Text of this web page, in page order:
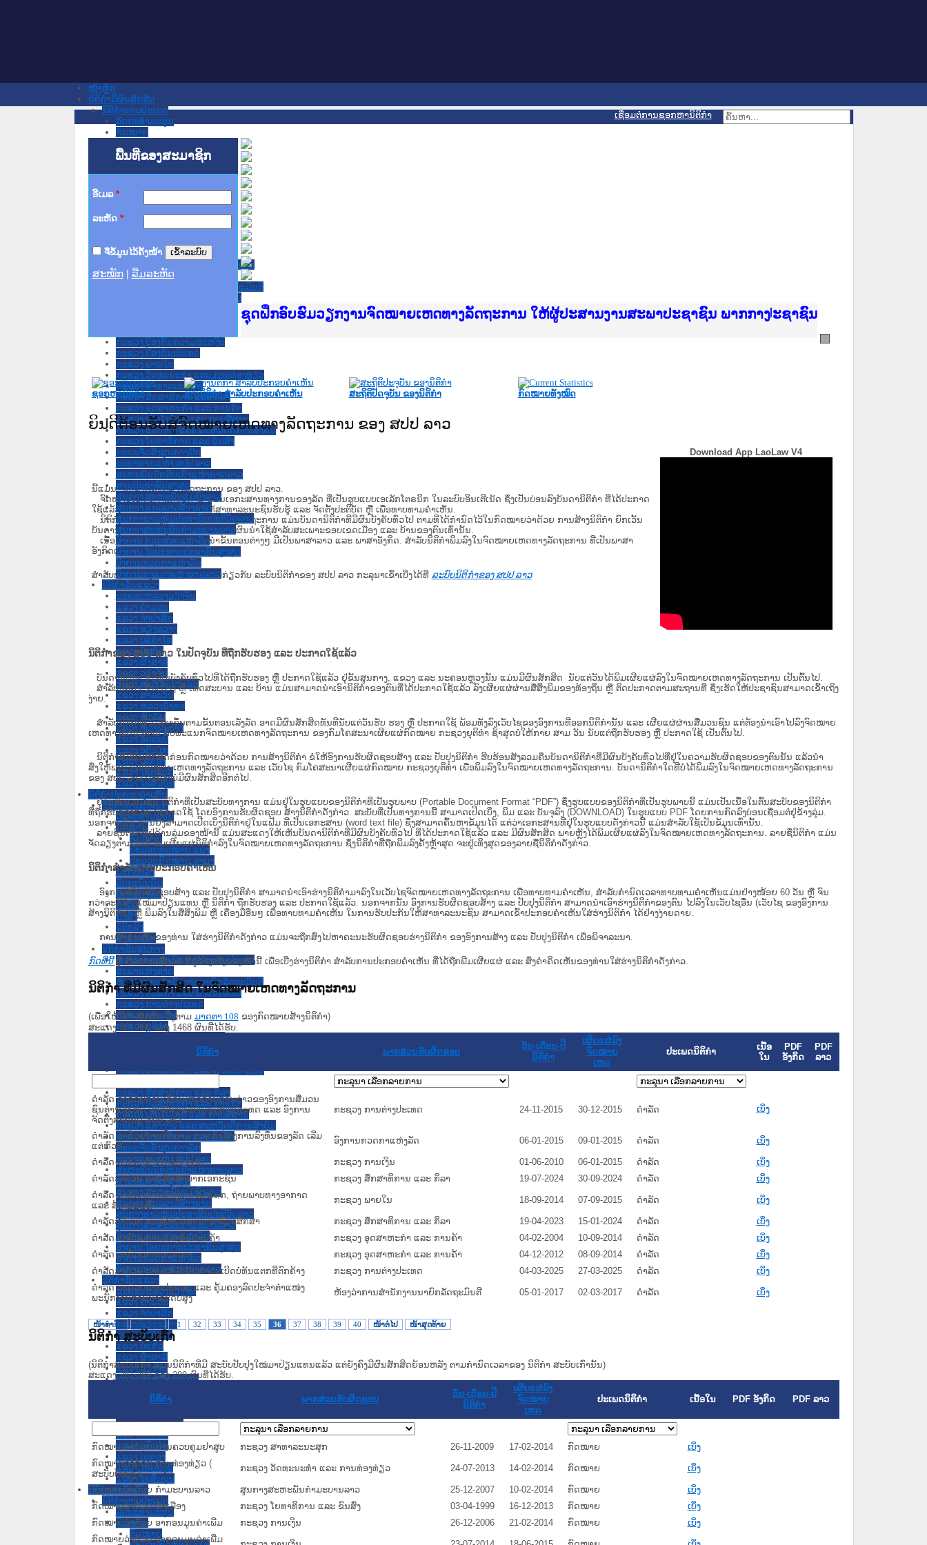
ໜ້າຫຼັກ
ນິຕິກໍາມີຜົນສັກສິດ
ນິຕິກໍາຕາມປະເພດ
ລັດຖະທໍາມະນູນ
ກົດໝາຍ
ປະມວນກົດໝາຍ ແພ່ງ
ປະມວນກົດໝາຍ ອາຍາ
ມະຕິຕົກລົງ
ຄໍາສັ່ງ
ນິຕິກໍາຂັ້ນສູນກາງ
ຫ້ອງວ່າການສໍານັກງານປະທານປະເທດ
ສະພາແຫ່ງຊາດ
ຫ້ອງວ່າການສຳນັກງານນາຍົກລັດຖະມົນຕີ
ກະຊວງ ກະສິກຳ ແລະ ສິ່ງແວດລ້ອມ
ກະຊວງ ປ້ອງກັນຄວາມສະຫງົບ
ກະຊວງ ປ້ອງກັນປະເທດ
ກະຊວງ ພາຍໃນ
ກະຊວງ ວັດທະນະທຳ ແລະ ການທ່ອງທ່ຽວ
ກະຊວງ ສາທາລະນະສຸກ
ກະຊວງ ສຶກສາທິການ ແລະ ກິລາ
ກະຊວງ ອຸດສາຫະກຳ ແລະ ການຄ້າ
ກະຊວງ ເຕັກໂນໂລຊີ ແລະ ການສື່ສານ
ກະຊວງ ແຮງງານ ແລະ ສະຫວັດດີການສັງຄົມ
ກະຊວງ ໂຍທາທິການ ແລະ ຂົນສົ່ງ
ຄະນະຈັດຕັ້ງສູນກາງພັກ
ທະນາຄານແຫ່ງ ສປປ ລາວ
ສະຫະພັນນັກຮົບເກົ່າແຫ່ງຊາດລາວ
ສານປະຊາຊົນສູງສຸດ
ສູນກາງ ສະຫະພັນແມ່ຍິງລາວ
ສູນກາງ ແນວລາວສ້າງຊາດ
ສູນກາງຊາວໜຸ່ມປະຊາຊົນປະຕິວັດລາວ
ສູນກາງສະຫະພັນກຳມະບານລາວ
ອົງການ ກວດສອບແຫ່ງລັດ
ອົງການ ໄອຍະການປະຊາຊົນສູງສຸດ
ອົງການກວດກາແຫ່ງລັດ
ອົງການກາແດງແຫ່ງຊາດລາວ
ນິຕິກໍາຂັ້ນແຂວງ
ນະ​ຄອນ​ຫລວງວຽງຈັນ
ແຂວງ ຄໍາມ່ວນ
ແຂວງ ຈໍາປາສັກ
ແຂວງ ຊຽງຂວາງ
ແຂວງ ບໍລິຄໍາໄຊ
ແຂວງ ບໍ່ແກ້ວ
ແຂວງ ຜົ້ງສາລີ
ແຂວງ ວຽງຈັນ
ແຂວງ ສະຫວັນນະເຂດ
ແຂວງ ສາລະວັນ
ແຂວງ ຫລວງນໍ້າທາ
ແຂວງ ຫົວພັນ
ແຂວງ ຫຼວງພະບາງ
ແຂວງ ອັດຕະປື
ແຂວງ ອຸດົມໄຊ
ແຂວງ ເຊກອງ
ແຂວງ ໄຊຍະບູລີ
ແຂວງ ໄຊສົມບູນ
ນິຕິກໍາປະກອບຄໍາເຫັນ
ນິຕິກໍາຕາມປະເພດ
ລັດຖະທໍາມະນູນ
ກົດໝາຍ
ກົດໝາຍ
ປະມວນກົດໝາຍ ແພ່ງ
ປະມວນກົດໝາຍ ອາຍາ
ມະຕິຕົກລົງ
ລັດຖະບັນຍັດ
ລັດຖະດໍາລັດ
ດໍາລັດ
ຄໍາສັ່ງ
ຂໍ້ຕົກລົງ
ຄໍາແນະນໍາ
ນິຕິກຳຂັ້ນສູນກາງ
ຫ້ອງວ່າການສໍານັກງານປະທານປະເທດ
ສະພາແຫ່ງຊາດ
ຫ້ອງວ່າການສຳນັກງານນາຍົກລັດຖະມົນຕີ
ກະຊວງ ກະສິກຳ ແລະ ສິ່ງແວດລ້ອມ
ກະຊວງ ການຕ່າງປະເທດ
ກະຊວງ ການເງິນ
ກະຊວງ ຍຸຕິທໍາ
ກະຊວງ ປ້ອງກັນປະເທດ
ກະຊວງ ວັດທະນະທຳ ແລະ ການທ່ອງທ່ຽວ
ກະຊວງ ສຶກສາທິການ ແລະ ກິລາ
ກະຊວງ ອຸດສາຫະກຳ ແລະ ການຄ້າ
ກະຊວງ ເຕັກໂນໂລຊີ ແລະ ການສື່ສານ
ກະຊວງ ແຮງງານ ແລະ ສະຫວັດດີການສັງຄົມ
ກະຊວງ ໂຍທາທິການ ແລະ ຂົນສົ່ງ
ຄະນະຈັດຕັ້ງສູນກາງພັກ
ທະນາຄານແຫ່ງ ສປປ ລາວ
ສະຫະພັນນັກຮົບເກົ່າແຫ່ງຊາດລາວ
ສານປະຊາຊົນສູງສຸດ
ສູນກາງ ສະຫະພັນແມ່ຍິງລາວ
ສູນກາງ ແນວລາວສ້າງຊາດ
ສູນກາງຊາວໜຸ່ມປະຊາຊົນປະຕິວັດລາວ
ສູນກາງສະຫະພັນກຳມະບານລາວ
ອົງການ ກວດສອບແຫ່ງລັດ
ອົງການ ໄອຍະການປະຊາຊົນສູງສຸດ
ອົງການກວດກາແຫ່ງລັດ
ອົງການກາແດງແຫ່ງຊາດລາວ
ນິຕິກໍາຂັ້ນແຂວງ
ນະ​ຄອນ​ຫລວງວຽງຈັນ
ແຂວງ ຄໍາມ່ວນ
ແຂວງ ຈໍາປາສັກ
ແຂວງ ຊຽງຂວາງ
ແຂວງ ບໍລິຄໍາໄຊ
ແຂວງ ບໍ່ແກ້ວ
ແຂວງ ຜົ້ງສາລີ
ແຂວງ ວຽງຈັນ
ແຂວງ ສະຫວັນນະເຂດ
ແຂວງ ຫລວງນໍ້າທາ
ແຂວງ ຫຼວງພະບາງ
ແຂວງ ອັດຕະປື
ແຂວງ ອຸດົມໄຊ
ແຂວງ ເຊກອງ
ແຂວງ ໄຊຍະບູລີ
ແຂວງ ໄຊສົມບູນ
ນິຕິກໍາສະບັບເກົ່າ
ນິຕິກຳຕາມປະເພດ
ລັດຖະທໍາມະນູນ
ກົດໝາຍ
ກົດໝາຍ
ເຊື່ອມຕໍ່ການຊອກຫານິຕິກຳ
ພື້ນທີ່ຂອງສະມາຊິກ
ອີເມລ *
ລະຫັດ *
ຈື່ຂໍ້ມູນໄວ້ຄັ້ງໜ້າ
ສະໝັກ ລືມລະຫັດ
Ministry of Justice Lao PDR
ເຜີຍແຜ່ວັບໄຊຈົດໝາຍເຫດທາງລັດຖະການ ແລະ ແອັບກົດໝາຍລາວ ທີ່ ສະຖາບັນຍຸຕິທຳແຫ່ງຊາດ
ກະຊວງຍຸຕິທຳ
ຊຸດຝຶກອົບຮົມວຽກງານຈົດໝາຍເຫດທາງລັດຖະການ ໃຫ້ຜູ້ປະສານງານສະພາປະຊາຊົນ ພາກເໜືອ
ກອງປະຊຸມທົບທວນຄືນການຈັດຕັ້ງປະຕິບັດວຽກງານຈົດໝາຍເຫດທາງລັດຖະການ
ຝຶກອົບຮົມ ຜູ່ປະສານງານວຽກງານຈົດໝາຍເຫດທາງລັດຖະການ ສຳລັບ ພາກກາງ
ຝຶກອົບຮົມ ຜູ່ປະສານງານວຽກງານຈົດໝາຍເຫດທາງລັດຖະການ ສຳລັບ ພາກໃຕ້
ເຜີຍແຜ່ແອັບກົດໝາຍລາວ ແລະ ເວັບໄຊຈົດໝາຍເຫດທາງລັດຖະການ ທີ່ ວິທະຍາຄານຕຳຫຼວດປະຊາຊົນ
ເຜີຍແຜ່ແອັບກົດໝາຍລາວ ແລະ ເວັບໄຊຈົດໝາຍເຫດທາງລັດຖະການ ທີ່ ວິທະຍາຄານສັນຕິບານປະຊາຊົນ
ຍົກລະດັບວຽກງານຈົດໝາຍເຫດທາງລັດຖະການໃຫ້ຜູ້ປະສານງານຂັ້ນແຂວງພາກເໜືອ
ຊຸດຝຶກອົບຮົມວຽກງານຈົດໝາຍເຫດທາງລັດຖະການ ໃຫ້ຜູ້ປະສານງານສະພາປະຊາຊົນ ພາກກາງ
ຊອກຫານິຕິກໍາ ຮ່າງນິຕິກໍາ ສໍາລັບປະກອບຄໍາເຫັນ ສະຖິຕິປັດຈຸບັນ ຂອງນິຕິກໍາ ກົດໝາຍທັງໝົດ
ຍິນດີຕ້ອນຮັບສູ່ຈົດໝາຍເຫດທາງລັດຖະການ ຂອງ ສປປ ລາວ
ນີ້ແມ່ນ ຈົດໝາຍເຫດທາງລັດຖະການ ຂອງ ສປປ ລາວ.
ຈົດໝາຍເຫດທາງລັດຖະການ ແມ່ນ​ເອ​ກະ​ສານ​ທາງ​ການ​ຂອງ​ລັດ ທີ່​ເປັນ​ຮູບ​ແບບ​ເອ​ເລັກ​ໂຕ​ຣ​ນິກ ໃນ​ລະ​ບົບ​ອິນ​ເຕີ​ເນັດ ຊຶ່ງ​ເປັນ​ບ່ອນ​ລົງ​ບັນ​ດາ​ນິ​ຕິ​ກຳ ທີ່ໄດ້ປະກາດ
ໃຊ້ແລ້ວ ຫຼື ເອົາຮ່າງນິຕິກໍາ ເພື່ອໃຫ້​ສາ​ທາ​ລະ​ນະ​ຊົນ​ຮັບ​ຮູ້ ແລະ ຈັດ​ຕັ້ງ​ປະ​ຕິ​ບັດ ຫຼື ເພື່ອທາບທາມຄໍາເຫັນ.
ນິ​ຕິ​ກຳ​ທີ່​ຈະ​ເອົາ​ລົງ​ໃນ​ຈົດ​ໝາຍ​ເຫດ​ທາງ​ລັດ​ຖະ​ການ ​ແມ່ນ​ບັນ​ດາ​ນິ​ຕິ​ກຳ​ທີ່​ມີ​ຜົນ​ບັງ​ຄັບ​ທົ່ວ​ໄປ ຕາມ​ທີ່​ໄດ້​ກຳ​ນົດ​ໄວ້​ໃນ​ກົດ​ໝາຍ​ວ່າ​ດ້ວຍ​ ການ​ສ້າງ​ນິ​ຕິ​ກຳ ຍົກ​ເວັ້ນ​
ບັນ​ດານິ​ຕິ​ກຳ​ຂັ້ນ​ເມືອງ ແລະ ຂັ້ນ​ບ້ານ ​ທີ່​ມີ​ຜົນ​ນຳ​ໃຊ້​ສຳ​ລັບ​ສະ​ເພາະ​ຂອບ​ເຂດ​ເມືອງ ແລະ ບ້ານ​ຂອງ​ຕົນ​ເທົ່າ​ນັ້ນ.
ເນື້ອໃນ​ເວັບ​ໄຊ​ ແລະ ການແນະນໍາຂັ້ນຕອນຕ່າງໆ ມີເປັນພາສາລາວ ແລະ ພາສາອັງກິດ. ສໍາລັບນິຕິກຳພິມລົງໃນຈົດໝາຍເຫດທາງລັດຖະການ ທີ່ເປັນພາສາ
ອັງກິດແມ່ນແປບໍ່ເປັນທາງການ.
ສໍາລັບທ່ານທີ່ຕ້ອງການເຂົ້າໃຈເພີ່ມຕື່ມກ່ຽວກັບ ລະບົບນິຕິກຳຂອງ ສປປ ລາວ ກະລຸນາເຂົ້າເບີ່ງໄດ້ທີ່ ລະບົບນິຕິກຳຂອງ ສປປ ລາວ
Download App LaoLaw V4
ນິຕິກຳຂອງ ສປປ ລາວ ໃນປັດຈຸບັນ ທີ່ຖືກ​ຮັບ​ຮອງ ແລະ ປະກາດໃຊ້ແລ້ວ
ບັນດານິຕິກໍາ ທີ່ມີຜົນບັງຄັບທົ່ວໄປທີ່ໄດ້ຖືກ​ຮັບ​ຮອງ ຫຼື ປະກາດໃຊ້ແລ້ວ ຢູ່ຂັ້ນ​ສູນ​ກາງ, ແຂວງ ແລະ ນະຄອນຫຼວງນັ້ນ ແມ່ນມີຜົນສັກສິດ ນັບ​ແຕ່​ວັນໄດ້ພິມເຜີຍແຜ່ລົງໃນຈົດໝາຍເຫດທາງລັດຖະການ ເປັນ​ຕົ້ນ​ໄປ.
ສຳລັບນິ​ຕິ​ກຳ ຂັ້ນເມືອງ ຫຼື ເທດ​ສະ​ບານ ແລະ ບ້ານ ແມ່ນສາມາດນຳເອົານິຕິກຳຂອງຕົນທີ່ໄດ້ປະກາດໃຊ້ແລ້ວ ລົງ​ເຜີຍແຜ່​ຜ່ານ​ສື່ສິ່ງພິມຂອງທ້ອງຖິ່ນ ຫຼື ຕິດປະກາດຕາມສະຖານທີ່ ຊຶ່ງເຮັດໃຫ້ປະຊາຊົນສາມາດເຂົ້າເຖິງ
ງ່າຍ.
ສໍາລັບນິຕິກໍາທີ່ໄດ້ສ້າງຂຶ້ນຕາມຂັ້ນຕອນເລັ່ງລັດ ອາດມີຜົນສັກສິດທັນທີນັບແຕ່ວັນຮັບ ຮອງ ຫຼື ປະກາດໃຊ້ ພ້ອມທັງລົງເວັບໄຊຂອງອົງການທີ່ອອກນິຕິກໍານັ້ນ ແລະ ເຜີຍແຜ່ຜ່ານສື່ມວນຊົນ ແຕ່ຕ້ອງນໍາເອົາໄປລົງຈົດໝາຍ
ເຫດທາງລັດຖະການ ກັບ​ພະແນກຈົດ​ໝາຍ​ເຫດ​ທາງ​ລັດ​ຖະ​ການ​ ຂອງກົມໂຄສະນາເຜີຍແຜ່ກົດໝາຍ ກະຊວງຍຸຕິທໍາ ຊ້າສຸດບໍ່ໃຫ້ກາຍ ສາມ ວັນ ນັບແຕ່ຖືກຮັບຮອງ ຫຼື ປະກາດໃຊ້ ເປັນຕົ້ນໄປ.
ນິ​ຕິ​ກຳ​ທີ່​ມີ​ຜົນ​ສັກ​ສິດ​ກ່ອນ​ກົດ​ໝາຍ​ວ່າ​ດ້ວຍ​ ການ​ສ້າງ​ນິ​ຕິ​ກຳ ຂໍໃຫ້ອົງ​ການ​ຮັບ​ຜິດ​ຊອບ​ສ້າງ ແລະ ປັບ​ປຸງນິ​ຕິ​ກຳ ຮີບຮ້ອນສັງລວມຄືນບັນດານິຕິກໍາທີ່ມີຜົນບັງຄັບທົ່ວໄປທີ່ຢູ່ໃນຄວາມຮັບຜິດຊອບຂອງຕົນນັ້ນ ແລ້ວນໍາ
ສົ່ງໃຫ້​ພະແນກຈົດ​ໝາຍ​ເຫດ​ທາງ​ລັດ​ຖະ​ການ ແລະ ເວັບໄຊ​ ກົມໂຄສະນາເຜີຍແຜ່ກົດໝາຍ ກະຊວງຍຸຕິທໍາ ເພື່ອພິມລົງໃນຈົດໝາຍເຫດທາງລັດຖະການ. ບັນ​ດາ​ນິ​ຕິ​ກຳ​ໃດ​ທີ່ບໍ່​ໄດ້​ພິມ​ລົງ​ໃນ​ຈົດ​ໝາຍ​ເຫດ​ທາງ​ລັດ​ຖະ​ການ
ຂອງ ສປ​ປ ລາວ ​ຈະຖື​ວ່າບໍ່​ມີ​ຜົນ​ສັກ​ສິດ​ອີກ​ຕໍ່​ໄປ.
ຢູ່ໃນໜ້າ​ເວັບ​ໄຊ​ນີ້ ນິຕິກຳທີ່ເປັນສະບັບທາງການ ແມ່ນຢູ່ໃນຮູບແບບຂອງນິຕິກໍາທີ່ເປັນຮູບພາບ (Portable Document Format “PDF”) ຊຶ່ງຮູບແບບຂອງນິຕິກໍາທີ່ເປັນຮູບພາບນີ້ ແມ່ນເປັນເນື້ອໃນຕົ້ນສະບັບຂອງນິຕິກໍາ
ທີ່ຖືກຮັບຮອງແລະ ປະກາດໃຊ້ ໂດຍອົງການຮັບຜິດຊອບ ສ້າງນິຕິກຳດັ່ງກ່າວ. ສະບັບທີ່ເປັນທາງການນີ້ ສາມາດເປີດເບິ່ງ, ພິມ ແລະ ບັນຈຸລົງ (DOWNLOAD) ໃນຮູບແບບ PDF ໂດຍການກົດລົງບ່ອນເຊື່ອມຕໍ່ຢູ່ຂ້າງລຸ່ມ.
ນອກຈາກນັ້ນ ທ່ານຍັງສາມາດເປີດເບິ່ງນິຕິກຳຢູ່ໃນແຟ້ມ ທີ່ເປັນເອກະສານ (word text file) ຊຶ່ງສາມາດຄົ້ນຫາຂໍ້ມູນໄດ້ ແຕ່ວ່າເອກະສານທີ່ຢູ່ໃນຮູບແບບດັ່ງກ່າວນີ້ ແມ່ນສຳລັບໃຊ້ເປັນຂໍ້ມູນເທົ່ານັ້ນ.
ລາຍຊື່ນິຕິກຳທີ່ຢູ່ດ້ານລຸ່ມຂອງໜ້ານີ້ ແມ່ນສະແດງໃຫ້ເຫັນບັນດານິຕິກຳທີ່ມີຜົນບັງຄັບທົ່ວໄປ ທີ່ໄດ້ປະກາດໃຊ້ແລ້ວ ແລະ ມີຜົນສັກສິດ ພາຍຫຼັງໄດ້ພິມເຜີຍແຜ່ລົງໃນຈົດໝາຍເຫດທາງລັດຖະການ. ລາຍຊື່ນິຕິກຳ ແມ່ນ
ຈັດລຽງຕາມວັນທີ ພິມເຜີຍແຜ່ນິຕິກຳລົງໃນຈົດໝາຍເຫດທາງລັດຖະການ ຊຶ່ງນິຕິກຳທີ່ຖືກພິມລົງຄັ້ງຫຼ້າສຸດ ຈະຢູ່ເທິງສຸດຂອງລາຍຊື່ນິຕິກໍາດັ່ງກ່າວ.
ນິຕິກຳສຳລັບການປະກອບຄຳເຫັນ
ອົງການທີ່ຮັບຜິດຊອບສ້າງ ແລະ ປັບປຸງນິຕິກຳ ສາມາດນຳເອົາຮ່າງນິຕິກຳມາລົງໃນ​ເວັບ​ໄຊຈົດໝາຍເຫດທາງລັດຖະການ ເພື່ອທາບທາມຄຳເຫັນ, ສໍາລັບກໍານົດເວລາທາບທາມຄໍາເຫັນແມ່ນຢ່າງໜ້ອຍ 60 ວັນ ຫຼື ຈົນ
ກວ່າຈະມີຮ່າງໃໝ່ມາປ່ຽນແທນ ຫຼື ນິຕິກໍາ ຖືກຮັບຮອງ ແລະ ປະກາດໃຊ້ແລ້ວ. ນອກຈາກນັ້ນ ອົງການຮັບຜິດຊອບສ້າງ ແລະ ປັບປຸງນິຕິກໍາ ສາມາດນຳເອົາຮ່າງນິຕິກຳຂອງຕົນ ໄປລົງໃນ​ເວັບ​ໄຊ​ອື່ນ (ເວັບ​ໄຊ​ ຂອງອົງການ
ສ້າງນິຕິກຳ) ຫຼື ພິມລົງໃນສື່ສິ່ງພິມ ຫຼື ເຄື່ອງມືອື່ນໆ ເພື່ອທາບທາມຄໍາເຫັນ ໃນການຮັບປະກັນໃຫ້ສາທາລະນະຊົນ ສາມາດເຂົ້າປະກອບຄໍາເຫັນໃສ່ຮ່າງນິຕິກຳ ໄດ້ຢ່າງງ່າຍດາຍ.
ການສົ່ງຄໍາເຫັນຂອງທ່ານ ໃສ່ຮ່າງນິຕິກຳດັ່ງກ່າວ ແມ່ນຈະຖືກສົ່ງໄປຫາຄະນະຮັບຜິດຊອບຮ່າງນິຕິກຳ ຂອງອົງການສ້າງ ແລະ ປັບປຸງນິຕິກຳ ເພື່ອພິຈາລະນາ.
ກົດທີ່ນີ້ ຫຼື ກົດການເຊື່ອມຕໍ່ ທີ່ຢູ່ຂ້າງເທີງຂອງໜ້ານີ້ ເພື່ອເບີ່ງຮ່າງນິຕິກໍາ ສໍາລັບການປະກອບຄຳເຫັນ ທີ່ໄດ້ຖືກພີມເຜີຍແຜ່ ແລະ ສົ່ງຄຳຄິດເຫັນຂອງທ່ານໃສ່ຮ່າງນິຕິກຳດັ່ງກ່າວ.
ນິຕິກໍາ ທີ່ມີຜົນສັກສິດ ໃນຈົດໝາຍເຫດທາງລັດຖະການ
(ເພື່ອໃຫ້ມີຜົນສັກສິດ ອີງຕາມ ມາດ​ຕາ 108 ຂອງກົດໝາຍສ້າງນິຕິກໍາ)
ສະແດງ 351-360 ຂອງ 1468 ຜົນທີ່ໄດ້ຮັບ.
ນິຕິກໍາ ພາກສ່ວນຮັບຜິດຊອບ
ວັນ-ເດືອນ-ປີ
ນິຕິກໍາ
ເຜີຍແຜ່ລົງ
ຈົດໝາຍ
ເຫດ
ປະເພດນິຕິກຳ
ເນື້ອ
ໃນ
PDF
ອັງກິດ
PDF
ລາວ
ດຳລັດ ວ່າດ້ວຍການເຄື່ອນໄຫວດ້ານການຂ່າວຂອງອົງການສື່ມວນ
ຊົນຕ່າງປະເທດ, ສຳນັກງານການທູດຕ່າງປະເທດ ແລະ ອົງການ
ຈັດຕັ້ງສາກົນຢູ່ ສປປ ລາວ
ກະຊວງ ການຕ່າງປະເທດ 24-11-2015 30-12-2015 ດໍາລັດ ເບິ່ງ
ດຳລັດ ວ່າດ້ວຍການຕິດຕາມ ກວດກາໂຄງການລົງທຶນຂອງລັດ ເລີ່ມ
ແຕ່ຫົວທີ
ອົງການກວດກາແຫ່ງລັດ 06-01-2015 09-01-2015 ດໍາລັດ ເບິ່ງ
ດຳລັດ ວ່າດ້ວຍຄັງເງິນແຫ່ງຊາດ ກະຊວງ ການເງິນ 01-06-2010 06-01-2015 ດໍາລັດ
ເບິ່ງ
ດຳລັດວ່າດ້ວຍ ການສຶກສາພາກເອກະຊົນ
ກະຊວງ ສຶກສາທິການ ແລະ ກິລາ 19-07-2024 30-09-2024 ດໍາລັດ
ເບິ່ງ
ດຳລັດ ວ່າດ້ວຍການສຳຫຼວດ ວັດແທກ, ຖ່າຍພາບທາງອາກາດ
ແລະ ສ້າງແຜນທີ່
ກະຊວງ ພາຍໃນ 18-09-2014 07-09-2015 ດໍາລັດ ເບິ່ງ
ດໍາລັດວ່າດ້ວຍ ກອງທຶນພັດທະນາອາຊີວະສຶກສາ ກະຊວງ ສຶກສາທິການ ແລະ ກິລາ 19-04-2023 15-01-2024 ດໍາລັດ
ເບິ່ງ
ດໍາລັດ ວ່າດ້ວຍການແຂ່ງຂັນການຄ້າ
ກະຊວງ ອຸດສາຫະກຳ ແລະ ການຄ້າ 04-02-2004 10-09-2014 ດໍາລັດ
ເບິ່ງ
ດໍາລັດ ວ່າດ້ວຍການກວດກາ
ກະຊວງ ອຸດສາຫະກຳ ແລະ ການຄ້າ 04-12-2012 08-09-2014 ດໍາລັດ
ເບິ່ງ
ດຳລັດວ່າດ້ວຍ ການແກ້ໄຂບັນຫາລະເບີດບໍ່ທັນແຕກທີ່ຕົກຄ້າງ
ກະຊວງ ການຕ່າງປະເທດ 04-03-2025 27-03-2025 ດໍາລັດ
ເບິ່ງ
ດຳລັດ ວ່າດ້ວຍການປະກອບ ແລະ ຄຸ້ມຄອງລົດປະຈຳຕຳແໜ່ງ
ພະນັກງານການນຳລະດັບສູງ
ຫ້ອງວ່າການສຳນັກງານນາຍົກລັດຖະມົນຕີ 05-01-2017 02-03-2017 ດໍາລັດ ເບິ່ງ
ໜ້າທໍາອິດ ໜ້າກ່ອນ 31 32 33 34 35 36 37 38 39 40 ໜ້າຕໍ່ໄປ ໜ້າສຸດທ້າຍ
ນິຕິກໍາ ສະບັບເກົ່າ
(ນິຕິກໍາສະບັບເກົ່າ ແມ່ນນິຕິກໍາທີ່ມີ ສະບັບປັບປຸງໃໝ່ມາປ່ຽນແທນແລ້ວ ແຕ່ຍັງຄົງມີຜົນສັກສິດຍ້ອນຫລັງ ຕາມກໍານົດເວລາຂອງ ນິຕິກໍາ ສະບັບເກົ່ານັ້ນ)
ສະແດງ 281-289 ຂອງ 289 ຜົນທີ່ໄດ້ຮັບ.
ນິຕິກໍາ ພາກສ່ວນຮັບຜິດຊອບ
ວັນ-ເດືອນ-ປີ
ນິຕິກໍາ
ເຜີຍແຜ່ລົງ
ຈົດໝາຍ
ເຫດ
ປະເພດນິຕິກຳ ເນື້ອໃນ PDF ອັງກິດ PDF ລາວ
ກົດໝາຍວ່າດ້ວຍ ການຄວບຄຸມຢາສູບ ກະຊວງ ສາທາລະນະສຸກ 26-11-2009 17-02-2014 ກົດໝາຍ
ເບິ່ງ
ກົດໝາຍວ່າດ້ວຍ ການທ່ອງທ່ຽວ (
ສະບັບປັບປຸງ )
ກະຊວງ ວັດທະນະທຳ ແລະ ການທ່ອງທ່ຽວ 24-07-2013 14-02-2014 ກົດໝາຍ ເບິ່ງ
ກົດໝາຍວ່າດ້ວຍ ກຳມະບານລາວ ສູນກາງສະຫະພັນກຳມະບານລາວ 25-12-2007 10-02-2014 ກົດໝາຍ
ເບິ່ງ
ກົດ​ໝາຍ​ວ່າ​ດ້ວຍ ຜັງເມືອງ
ກະຊວງ ໂຍທາທິການ ແລະ ຂົນສົ່ງ 03-04-1999 16-12-2013 ກົດໝາຍ
ເບິ່ງ
ກົດໝາຍວ່າດ້ວຍ ອາກອນມູນຄ່າເພີ່ມ
ກະຊວງ ການເງິນ 26-12-2006 21-02-2014 ກົດໝາຍ
ເບິ່ງ
ກົດໝາຍວ່າດ້ວຍ ອາກອນມູນຄ່າເພີ່ມ